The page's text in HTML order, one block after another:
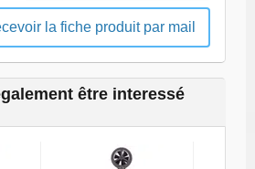
la fiche produit par mail
être interessé